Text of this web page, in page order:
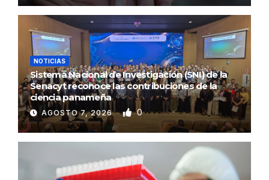
NOTICIAS
Sistema Nacional de Investigación (SNI) de la
Senacyt reconoce las contribuciones de la
ciencia panameña
AGOSTO 7, 2026 0